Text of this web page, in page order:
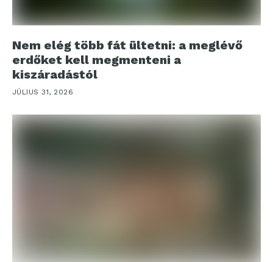
Nem elég több fát ültetni: a meglévő
erdőket kell megmenteni a
kiszáradástól
JÚLIUS 31, 2026